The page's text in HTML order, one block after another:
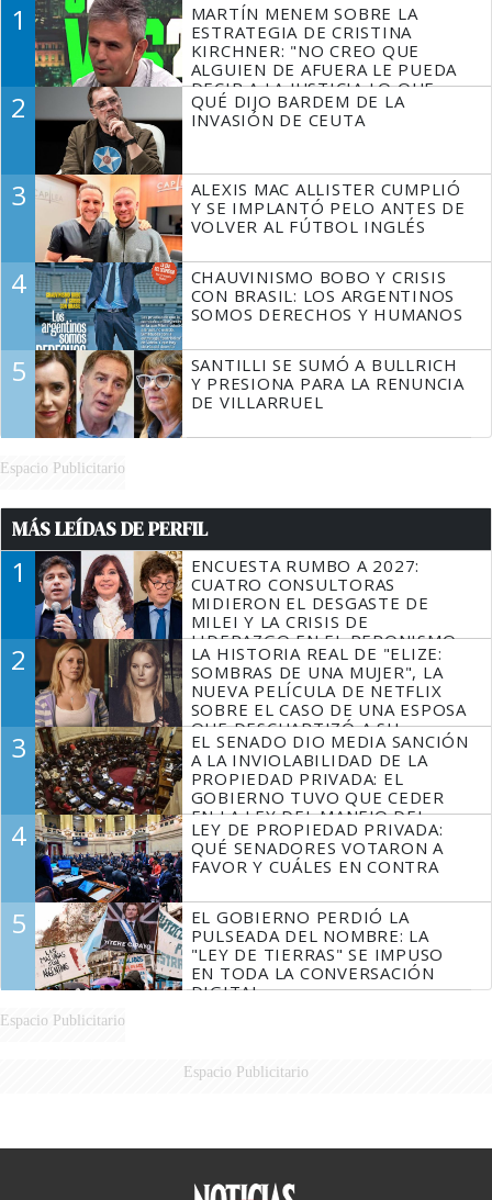
1
MARTÍN MENEM SOBRE LA
ESTRATEGIA DE CRISTINA
KIRCHNER: "NO CREO QUE
ALGUIEN DE AFUERA LE PUEDA
DECIR A LA JUSTICIA LO QUE
TIENE QUE HACER"
2
QUÉ DIJO BARDEM DE LA
INVASIÓN DE CEUTA
3
ALEXIS MAC ALLISTER CUMPLIÓ
Y SE IMPLANTÓ PELO ANTES DE
VOLVER AL FÚTBOL INGLÉS
4
CHAUVINISMO BOBO Y CRISIS
CON BRASIL: LOS ARGENTINOS
SOMOS DERECHOS Y HUMANOS
5
SANTILLI SE SUMÓ A BULLRICH
Y PRESIONA PARA LA RENUNCIA
DE VILLARRUEL
Espacio Publicitario
MÁS LEÍDAS DE PERFIL
1
ENCUESTA RUMBO A 2027:
CUATRO CONSULTORAS
MIDIERON EL DESGASTE DE
MILEI Y LA CRISIS DE
LIDERAZGO EN EL PERONISMO
2
LA HISTORIA REAL DE "ELIZE:
SOMBRAS DE UNA MUJER", LA
NUEVA PELÍCULA DE NETFLIX
SOBRE EL CASO DE UNA ESPOSA
QUE DESCUARTIZÓ A SU
MARIDO
3
EL SENADO DIO MEDIA SANCIÓN
A LA INVIOLABILIDAD DE LA
PROPIEDAD PRIVADA: EL
GOBIERNO TUVO QUE CEDER
EN LA LEY DEL MANEJO DEL
FUEGO
4
LEY DE PROPIEDAD PRIVADA:
QUÉ SENADORES VOTARON A
FAVOR Y CUÁLES EN CONTRA
5
EL GOBIERNO PERDIÓ LA
PULSEADA DEL NOMBRE: LA
"LEY DE TIERRAS" SE IMPUSO
EN TODA LA CONVERSACIÓN
DIGITAL
Espacio Publicitario
Espacio Publicitario